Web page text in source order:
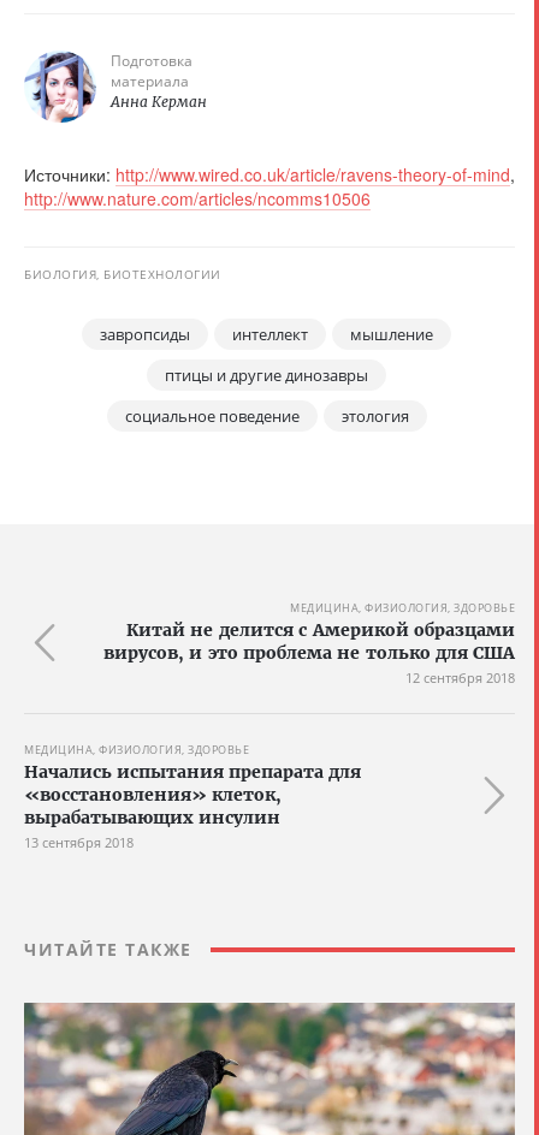
Подготовка
материала
Анна Керман
Источники: http://www.wired.co.uk/article/ravens-theory-of-mind,
http://www.nature.com/articles/ncomms10506
БИОЛОГИЯ, БИОТЕХНОЛОГИИ
завропсиды интеллект
мышление
птицы и другие динозавры
социальное поведение
этология
МЕДИЦИНА, ФИЗИОЛОГИЯ, ЗДОРОВЬЕ
Китай не делится с Америкой образцами
вирусов, и это проблема не только для США
12 сентября 2018
МЕДИЦИНА, ФИЗИОЛОГИЯ, ЗДОРОВЬЕ
Начались испытания препарата для
«восстановления» клеток,
вырабатывающих инсулин
13 сентября 2018
ЧИТАЙТЕ ТАКЖЕ